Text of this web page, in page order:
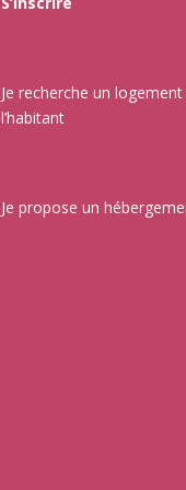
Je recherche un
l’habitant
Je propose un